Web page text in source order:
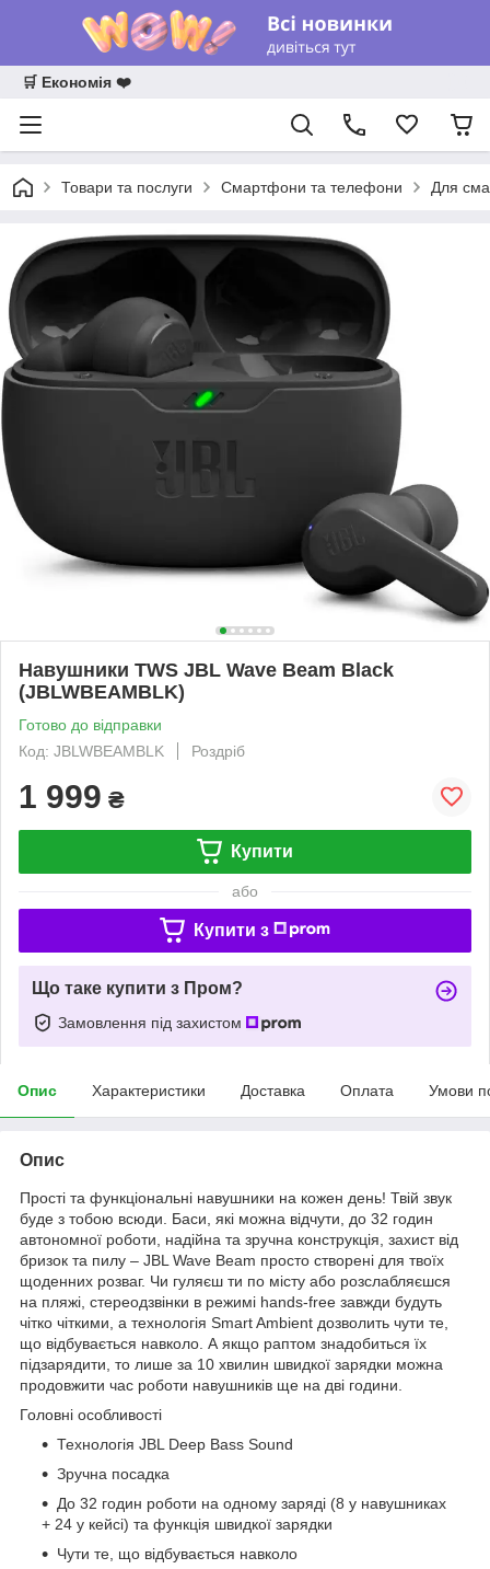
🛒 Економія ❤️
Товари та послуги Смартфони та телефони Для
Навушники TWS JBL Wave Beam Black
(JBLWBEAMBLK)
Готово до відправки
Код: JBLWBEAMBLK
Роздріб
1 999 ₴
Купити
або
Купити з
Що таке купити з Пром?
Замовлення під захистом
Опис Характеристики Доставка Оплата Умови
Опис
Прості та функціональні навушники на кожен день! Твій звук
буде з тобою всюди. Баси, які можна відчути, до 32 годин
автономної роботи, надійна та зручна конструкція, захист від
бризок та пилу – JBL Wave Beam просто створені для твоїх
щоденних розваг. Чи гуляєш ти по місту або розслабляєшся
на пляжі, стереодзвінки в режимі hands-free завжди будуть
чітко чіткими, а технологія Smart Ambient дозволить чути те,
що відбувається навколо. А якщо раптом знадобиться їх
підзарядити, то лише за 10 хвилин швидкої зарядки можна
продовжити час роботи навушників ще на дві години.
Головні особливості
Технологія JBL Deep Bass Sound
Зручна посадка
До 32 годин роботи на одному заряді (8 у навушниках
+ 24 у кейсі) та функція швидкої зарядки
Чути те, що відбувається навколо